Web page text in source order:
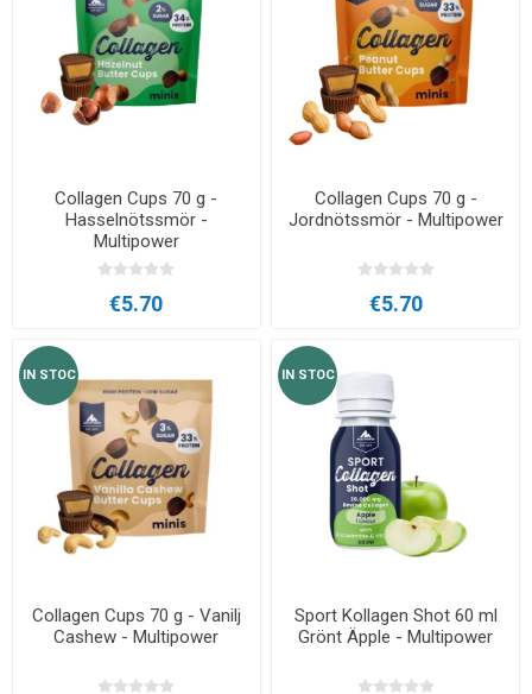
Collagen Cups 70 g -
Hasselnötssmör -
Multipower
€5.70
Collagen Cups 70 g -
Jordnötssmör - Multipower
€5.70
IN STOC
Collagen Cups 70 g - Vanilj
Cashew - Multipower
IN STOC
Sport Kollagen Shot 60 ml
Grönt Äpple - Multipower